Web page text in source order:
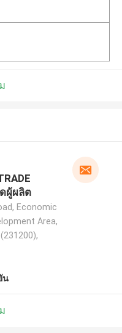
ดผู้ผลิต
Economic
Area,
น